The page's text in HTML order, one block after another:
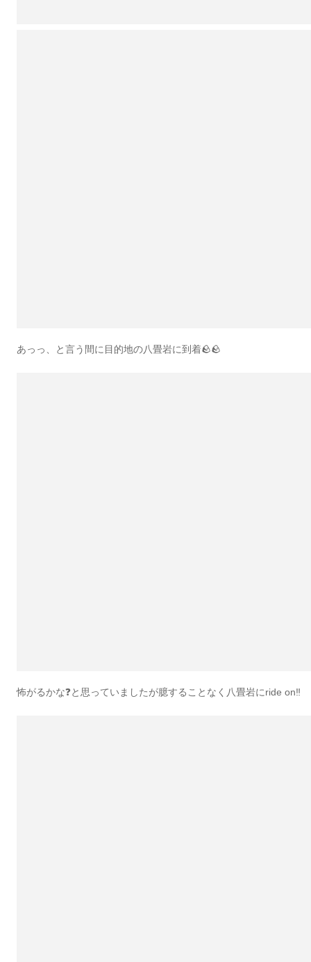
あっっ、と言う間に目的地の八畳岩に到着🪨🪨
怖がるかな❓と思っていましたが臆することなく八畳岩にride on‼️